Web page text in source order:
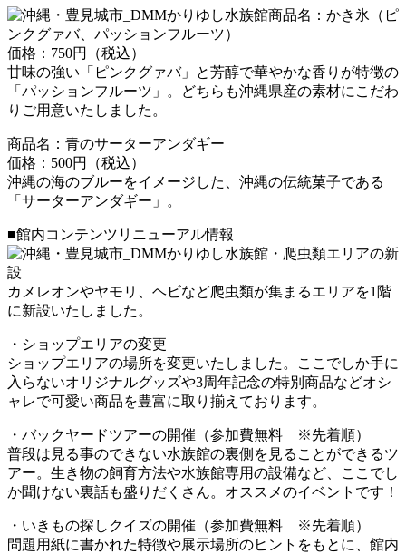
商品名：かき氷（ピ
ンクグァバ、パッションフルーツ）
価格：750円（税込）
甘味の強い「ピンクグァバ」と芳醇で華やかな香りが特徴の
「パッションフルーツ」。どちらも沖縄県産の素材にこだわ
りご用意いたしました。
商品名：青のサーターアンダギー
価格：500円（税込）
沖縄の海のブルーをイメージした、沖縄の伝統菓子である
「サーターアンダギー」。
■館内コンテンツリニューアル情報
・爬虫類エリアの新
設
カメレオンやヤモリ、ヘビなど爬虫類が集まるエリアを1階
に新設いたしました。
・ショップエリアの変更
ショップエリアの場所を変更いたしました。ここでしか手に
入らないオリジナルグッズや3周年記念の特別商品などオシ
ャレで可愛い商品を豊富に取り揃えております。
・バックヤードツアーの開催（参加費無料 ※先着順）
普段は見る事のできない水族館の裏側を見ることができるツ
アー。生き物の飼育方法や水族館専用の設備など、ここでし
か聞けない裏話も盛りだくさん。オススメのイベントです！
・いきもの探しクイズの開催（参加費無料 ※先着順）
問題用紙に書かれた特徴や展示場所のヒントをもとに、館内